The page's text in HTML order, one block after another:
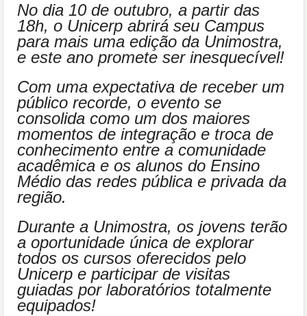
No dia 10 de outubro, a partir das
18h, o Unicerp abrirá seu Campus
para mais uma edição da Unimostra,
e este ano promete ser inesquecível!
Com uma expectativa de receber um
público recorde, o evento se
consolida como um dos maiores
momentos de integração e troca de
conhecimento entre a comunidade
acadêmica e os alunos do Ensino
Médio das redes pública e privada da
região.
Durante a Unimostra, os jovens terão
a oportunidade única de explorar
todos os cursos oferecidos pelo
Unicerp e participar de visitas
guiadas por laboratórios totalmente
equipados!